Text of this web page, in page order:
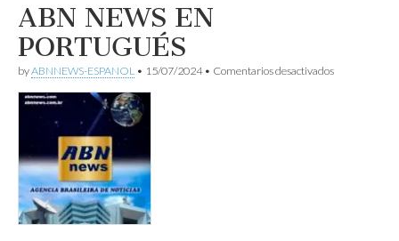
ABN NEWS EN
PORTUGUÉS
byABNNEWS-ESPANOL • 15/07/2024• Comentarios desactivadosen